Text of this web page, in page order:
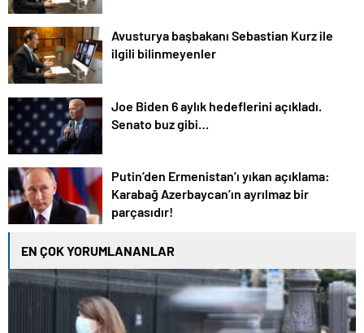
Avusturya başbakanı Sebastian Kurz ile
ilgili bilinmeyenler
Joe Biden 6 aylık hedeflerini açıkladı.
Senato buz gibi…
Putin’den Ermenistan’ı yıkan açıklama:
Karabağ Azerbaycan’ın ayrılmaz bir
parçasıdır!
EN ÇOK YORUMLANANLAR